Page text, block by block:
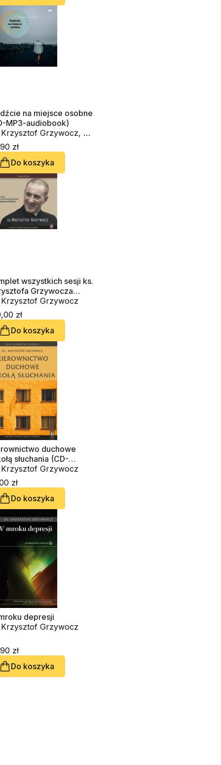
na miejsce osobne
MP3-audiobook)
Krzysztof Grzywocz, o.
Prusak SJ
zł
Do koszyka
wszystkich sesji ks.
Grzywocza
audiobook)
Krzysztof Grzywocz
zł
Do koszyka
duchowe
słuchania (CD-
Krzysztof Grzywocz
zł
Do koszyka
depresji
Krzysztof Grzywocz
zł
Do koszyka